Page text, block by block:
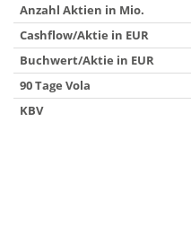
Anzahl Aktien in Mio.
Cashflow/Aktie in EUR
Buchwert/Aktie in EUR
90 Tage Vola
KBV